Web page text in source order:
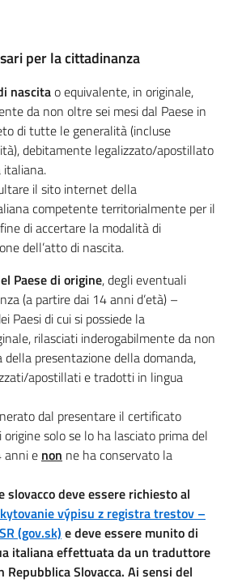
per la cittadinanza
nascitao equivalente, in originale,
da non oltre sei mesi dal Paese in
di tutte le generalità (incluse
debitamente legalizzato/apostillato
il sito internet della
competente territorialmente per il
di accertare la modalità di
dell’atto di nascita.
Paese di origine, degli eventuali
(a partire dai 14 anni d’età) –
Paesi di cui si possiede la
rilasciati inderogabilmente da non
presentazione della domanda,
apostillati e tradotti in lingua
dal presentare il certificato
origine solo se lo ha lasciato prima del
anni e non ne ha conservato la
slovacco deve essere richiesto al
výpisu z registra trestov –
(gov.sk) e deve essere munito di
italiana effettuata da un traduttore
Repubblica Slovacca. Ai sensi del